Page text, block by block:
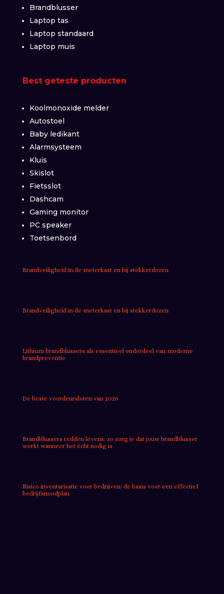
Brandblusser
Laptop tas
Laptop standaard
Laptop muis
Best geteste producten
Koolmonoxide melder
Autostoel
Baby ledikant
Alarmsysteem
Kluis
Skislot
Fietsslot
Dashcam
Gaming monitor
PC speaker
Toetsenbord
Brandveiligheid in de meterkast en bij stekkerdozen
Brandveiligheid in de meterkast en bij stekkerdozen
Lithium brandblussers als essentieel onderdeel van moderne
brandpreventie
De beste voordeursloten van 2026
Brandblussers redden levens: zo zorg je dat jouw brandblusser
werkt wanneer het écht nodig is
Risico inventarisatie voor bedrijven: de basis voor een effectief
bedrijfsnoodplan